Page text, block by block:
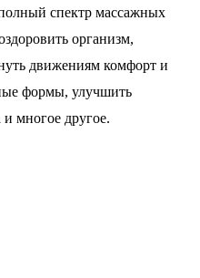
спектр массажных
организм,
движениям комфорт и
формы, улучшить
многое другое.